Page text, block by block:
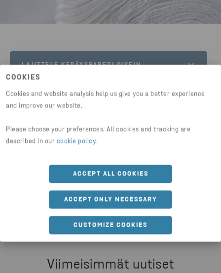
COOKIES
Cookies and website analysis help us give you a better experience
and improve our website.
Please choose your preferences. All cookies and tracking are
described in our cookie policy.
ACCEPT ALL COOKIES
ACCEPT ONLY NECESSARY
CUSTOMIZE COOKIES
LAJITTELE KERÄYSPAPERI OIKEIN
Lue ohjeet keräyspaperin lajitteluun.
PAPERIN KIERRÄTYS
Jaa artikkeli
Viimeisimmät uutiset